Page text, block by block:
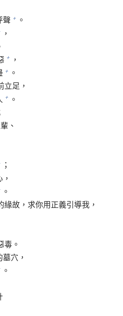
聲 + 。
，
+
，
+ 。
足，
+ 。
、
；
。
緣故，求你用正義引導我，
毒。
穴，
。